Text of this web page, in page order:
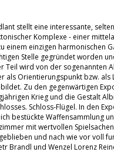
stellt eine interessante, selten
Komplexe - einer
einem einzigen harmonischen
Stelle gegründet worden
Teil wird von der sogenannten
als Orientierungspunkt bzw. als
Zu den gegenwärtigen
Krieg und die Gestalt
Schloss-Flügel. In den
bestückte Waffensammlung
mit wertvollen
und nach wie vor voll
Brandl und Wenzel Lorenz